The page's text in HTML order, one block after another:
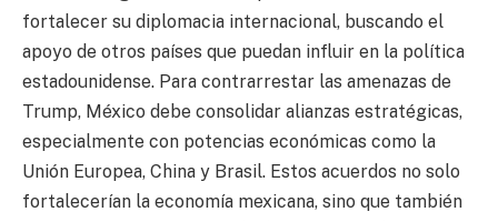
fortalecer su diplomacia internacional, buscando el
apoyo de otros países que puedan influir en la política
estadounidense. Para contrarrestar las amenazas de
Trump, México debe consolidar alianzas estratégicas,
especialmente con potencias económicas como la
Unión Europea, China y Brasil. Estos acuerdos no solo
fortalecerían la economía mexicana, sino que también